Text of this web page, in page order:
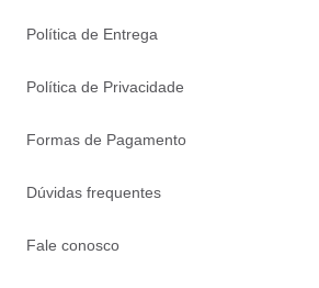
Política de Entrega
Política de Privacidade
Formas de Pagamento
Dúvidas frequentes
Fale conosco